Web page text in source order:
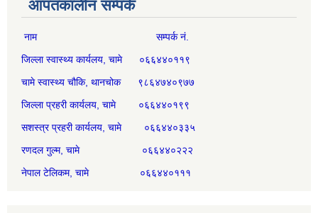
आपतकालीन सम्पर्क
नाम सम्पर्क नं.
जिल्ला स्वास्थ्य कार्यलय, चामे ०६६४४०११९
चामे स्वास्थ्य चौकि, थानचोक ९८६४७४०९७७
जिल्ला प्रहरी कार्यलय, चामे ०६६४४०१९९
सशस्त्र प्रहरी कार्यलय, चामे ०६६४४०३३५
रणदल गुल्म, चामे ०६६४४०२२२
नेपाल टेलिकम, चामे ०६६४४०१११